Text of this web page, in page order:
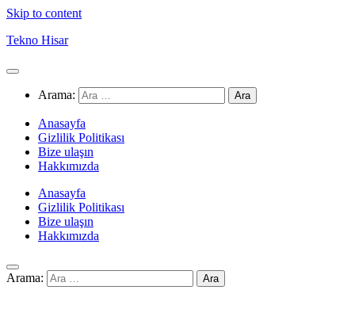
Skip to content
Tekno Hisar
Arama:
Anasayfa
Gizlilik Politikası
Bize ulaşın
Hakkımızda
Anasayfa
Gizlilik Politikası
Bize ulaşın
Hakkımızda
Arama: